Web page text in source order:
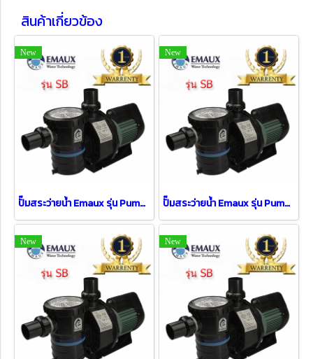
สินค้าเกี่ยวข้อง
New
ปั๊มสระว่ายน้ำ Emaux รุ่น Pump SB30 ( 3 HP / 1 PH )
New
ปั๊มสระว่ายน้ำ Emaux รุ่น Pump SB20 ( 2 HP )
New New